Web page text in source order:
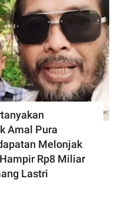
Amal Pura
Melonjak
Rp8 Miliar
Lastri